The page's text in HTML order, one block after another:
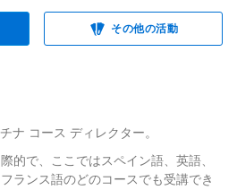
その他の活動
ナ コース ディレクター。
的で、ここではスペイン語、英語、
ランス語のどのコースでも受講でき